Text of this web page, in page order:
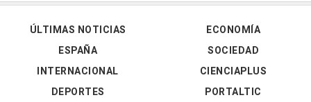
ÚLTIMAS NOTICIAS
ESPAÑA
INTERNACIONAL
DEPORTES
ECONOMÍA
SOCIEDAD
CIENCIAPLUS
PORTALTIC